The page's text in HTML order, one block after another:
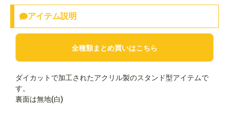
アイテム説明
全種類まとめ買いはこちら
ダイカットで加工されたアクリル製のスタンド型アイテムで
す。
裏面は無地(白)